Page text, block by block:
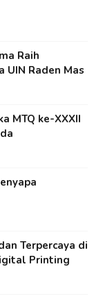
Raih
UIN Raden Mas
MTQ ke-XXXII
Terpercaya di
Printing